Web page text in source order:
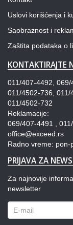
Uslovi korišćenja i
Saobraznost i
Zaštita podataka o
KONTAKTIRAJTE
011/407-4492, 069/
011/4502-736, 011/
011/4502-732
Reklamacije:
069/407-4491 ,
office@exceed.rs
Radno vreme: pon-
PRIJAVA ZA
Za najnovije
newsletter